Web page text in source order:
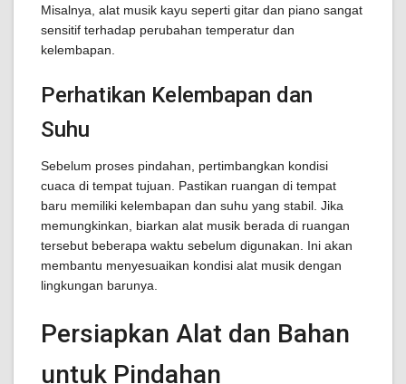
Misalnya, alat musik kayu seperti gitar dan piano sangat
sensitif terhadap perubahan temperatur dan
kelembapan.
Perhatikan Kelembapan dan
Suhu
Sebelum proses pindahan, pertimbangkan kondisi
cuaca di tempat tujuan. Pastikan ruangan di tempat
baru memiliki kelembapan dan suhu yang stabil. Jika
memungkinkan, biarkan alat musik berada di ruangan
tersebut beberapa waktu sebelum digunakan. Ini akan
membantu menyesuaikan kondisi alat musik dengan
lingkungan barunya.
Persiapkan Alat dan Bahan
untuk Pindahan